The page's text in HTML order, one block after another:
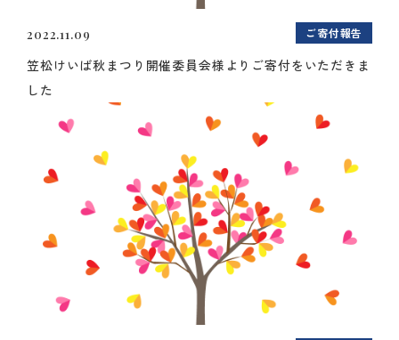
2022.11.09 ご寄付報告
笠松けいば秋まつり開催委員会様よりご寄付をいただきま
した